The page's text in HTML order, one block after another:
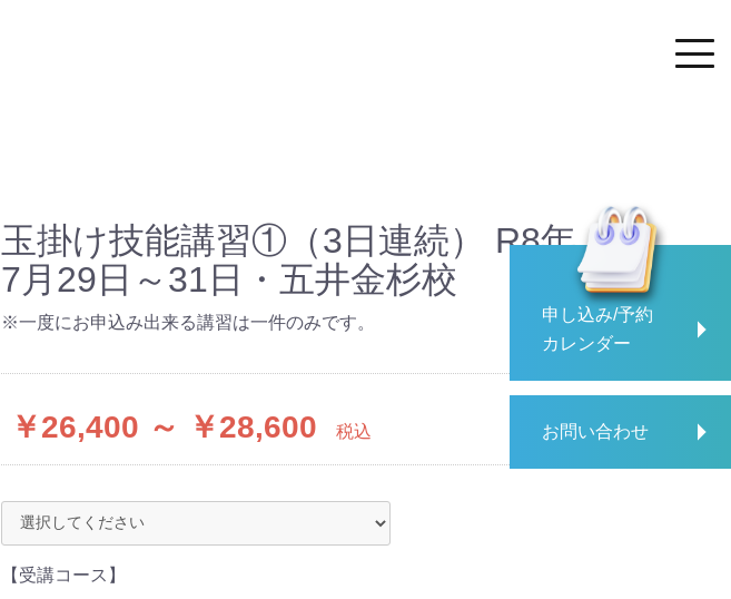
お問い合わせは五井金杉校まで
申し込み/予約
カレンダー
お問い合わせ
玉掛け技能講習①（3日連続） R8年
7月29日～31日・五井金杉校
※一度にお申込み出来る講習は一件のみです。
￥26,400 ～ ￥28,600 税込
【受講コース】